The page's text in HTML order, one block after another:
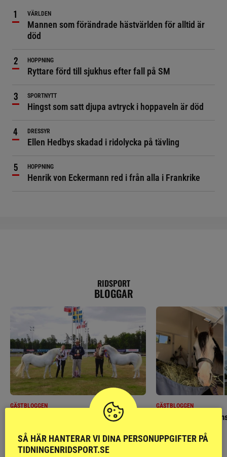
VÄRLDEN
Mannen som förändrade hästvärlden för alltid är
död
HOPPNING
Ryttare förd till sjukhus efter fall på SM
SPORTNYTT
Hingst som satt djupa avtryck i hoppaveln är död
DRESSYR
Ellen Hedbys skadad i ridolycka på tävling
HOPPNING
Henrik von Eckermann red i från alla i Frankrike
RIDSPORT
BLOGGAR
GÄSTBLOGGEN
Finaldag med jubileumsutställning
GÄSTBLOGGEN
Så gick det på
SÅ HÄR HANTERAR VI DINA PERSONUPPGIFTER PÅ
TIDNINGENRIDSPORT.SE